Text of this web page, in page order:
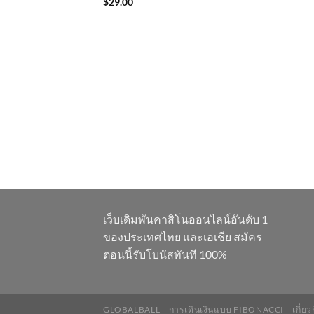
Rated
เว็บเดิมพันคาสิโนออนไลน์อันดับ 1
ของประเทศไทย และเอเชีย สมัคร
ตอนนี้รับโบนัสทันที 100%
GLOBALBALL การเดินเงินแบบ FIBONACCI เกี่ยว